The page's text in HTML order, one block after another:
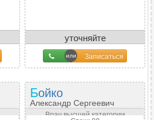
уточняйте
Записаться
Бойко
Александр Сергеевич
Врач высшей категории